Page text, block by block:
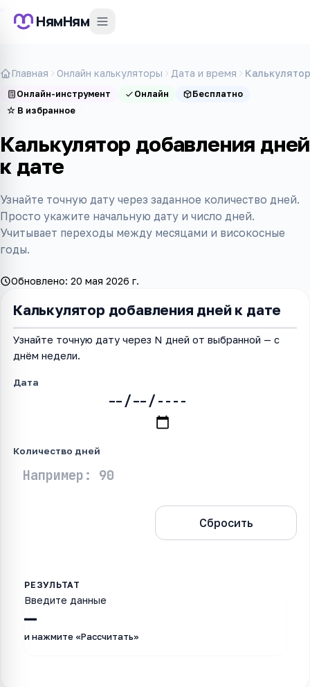
НямНям
Главная Онлайн калькуляторы Дата и время
Онлайн-инструмент Онлайн
Бесплатно
☆ В избранное
Калькулятор добавления дней
к дате
Узнайте точную дату через заданное количество дней.
Просто укажите начальную дату и число дней.
Учитывает переходы между месяцами и високосные
годы.
Обновлено: 20 мая 2026 г.
Калькулятор добавления дней к дате
Узнайте точную дату через N дней от выбранной — с
днём недели.
Дата
Количество дней
Сбросить
—
Введите данные
и нажмите «Рассчитать»